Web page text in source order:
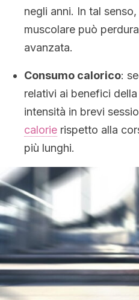
negli anni. In tal
muscolare può
avanzata.
Consumo calorico:
relativi ai benefici
intensità in brevi
calorie rispetto alla
più lunghi.